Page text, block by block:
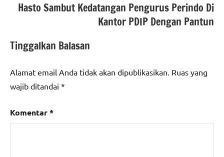
Hasto Sambut Kedatangan Pengurus Perindo Di
Kantor PDIP Dengan Pantun
Tinggalkan Balasan
Alamat email Anda tidak akan dipublikasikan. Ruas yang
wajib ditandai *
Komentar*